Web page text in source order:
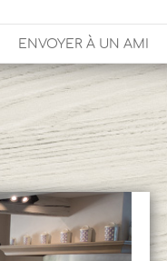
ENVOYER À UN AMI